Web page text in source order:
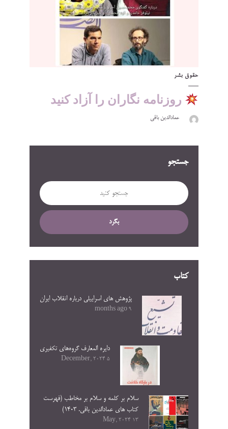
حقوق بشر
روزنامه نگاران را آزاد کنید
عمادالدین باقی
جستجو
بگرد
کتاب
پژوهش های اسراییلی درباره انقلاب ایران
9 months ago
دایره المعارف گروه‌های تکفیری
5 December, 2024
سلام بر کلمه و سلام بر مخاطب (فهرست
کتاب های عمادالدین باقی. ۱۴۰۳)
13 May, 2024